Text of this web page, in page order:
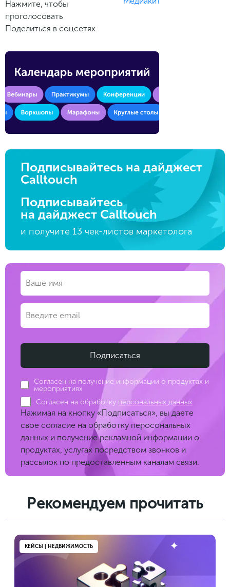
Нажмите, чтобы
проголосовать
Поделиться в соцсетях
Подписывайтесь на дайджест
Calltouch
Подписывайтесь
на дайджест Calltouch
и получите 13 чек-листов маркетолога
Согласен на получение информации о продуктах и
мероприятиях
Согласен на обработку персональных данных
Нажимая на кнопку «Подписаться», вы даете
свое согласие на обработку перосональных
данных и получение рекламной информации о
продуктах, услугах посредством звонков и
рассылок по предоставленным каналам связи.
Рекомендуем прочитать
КЕЙСЫ | НЕДВИЖИМОСТЬ